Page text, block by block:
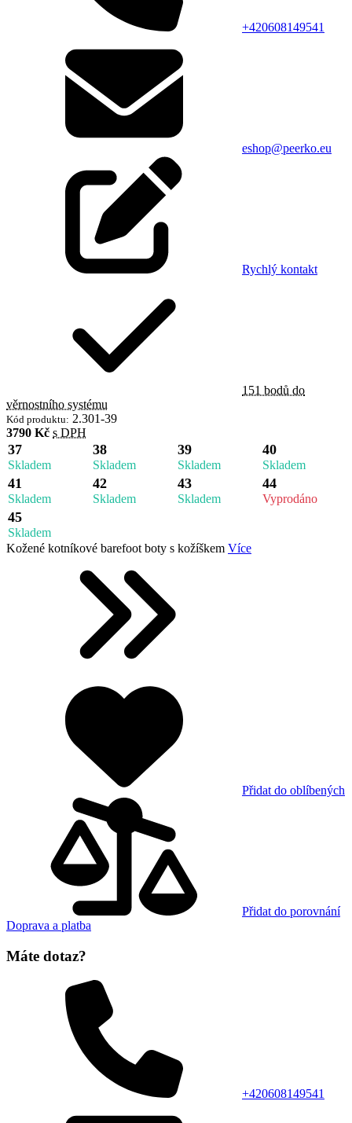
+420608149541
eshop@peerko.eu
Rychlý kontakt
151 bodů do
věrnostního systému
Kód produktu: 2.301-39
3790 Kč s DPH
37
Skladem
38
Skladem
39
Skladem
40
Skladem
41
Skladem
42
Skladem
43
Skladem
44
Vyprodáno
45
Skladem
Kožené kotníkové barefoot boty s kožíškem Více
Přidat do oblíbených
Přidat do porovnání
Doprava a platba
Máte dotaz?
+420608149541